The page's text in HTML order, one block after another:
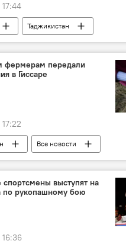
Таджикистан
в Великой Отечественной войне
фермерам передали
в Гиссаре
Все новости
фермеры
спортсмены выступят на
по рукопашному бою